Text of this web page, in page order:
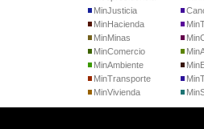
MinJusticia
MinHacienda
MinMinas
MinComercio
MinAmbiente
MinTransporte
MinVivienda